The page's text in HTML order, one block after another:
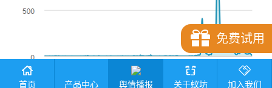
免费试用
首页 产品中心 舆情播报 关于蚁坊 加入我们